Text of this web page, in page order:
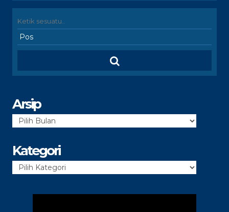
Arsip
Arsip
Kategori
Kategori